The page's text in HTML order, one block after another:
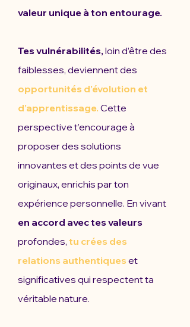
valeur unique à ton entourage.
Tes vulnérabilités,loin d’être des
faiblesses, deviennent des
opportunités d’évolution et
d’apprentissage. Cette
perspective t’encourage à
proposer des solutions
innovantes et des points de vue
originaux, enrichis par ton
expérience personnelle. En vivant
en accord avec tes valeurs
profondes, tu crées des
relations authentiques et
significatives qui respectent ta
véritable nature.